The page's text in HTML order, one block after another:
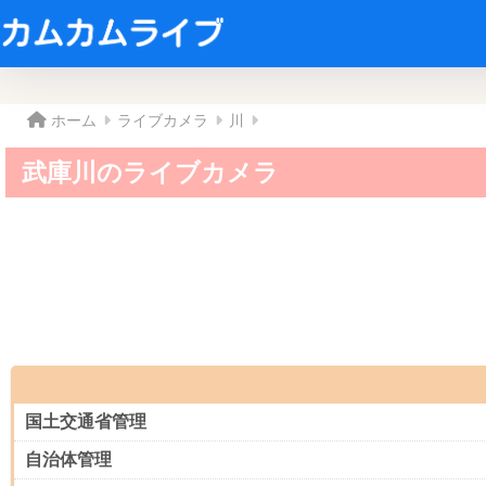
ホーム ライブカメラ 川
武庫川のライブカメラ
国土交通省管理
自治体管理